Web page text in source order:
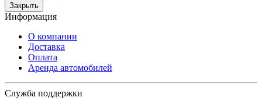
Закрыть
Информация
О компании
Доставка
Оплата
Аренда автомобилей
Служба поддержки